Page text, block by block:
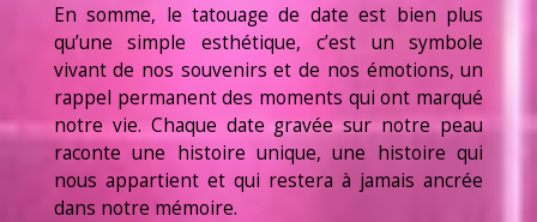
En somme, le tatouage de date est bien plus
qu’une simple esthétique, c’est un symbole
vivant de nos souvenirs et de nos émotions, un
rappel permanent des moments qui ont marqué
notre vie. Chaque date gravée sur notre peau
raconte une histoire unique, une histoire qui
nous appartient et qui restera à jamais ancrée
dans notre mémoire.